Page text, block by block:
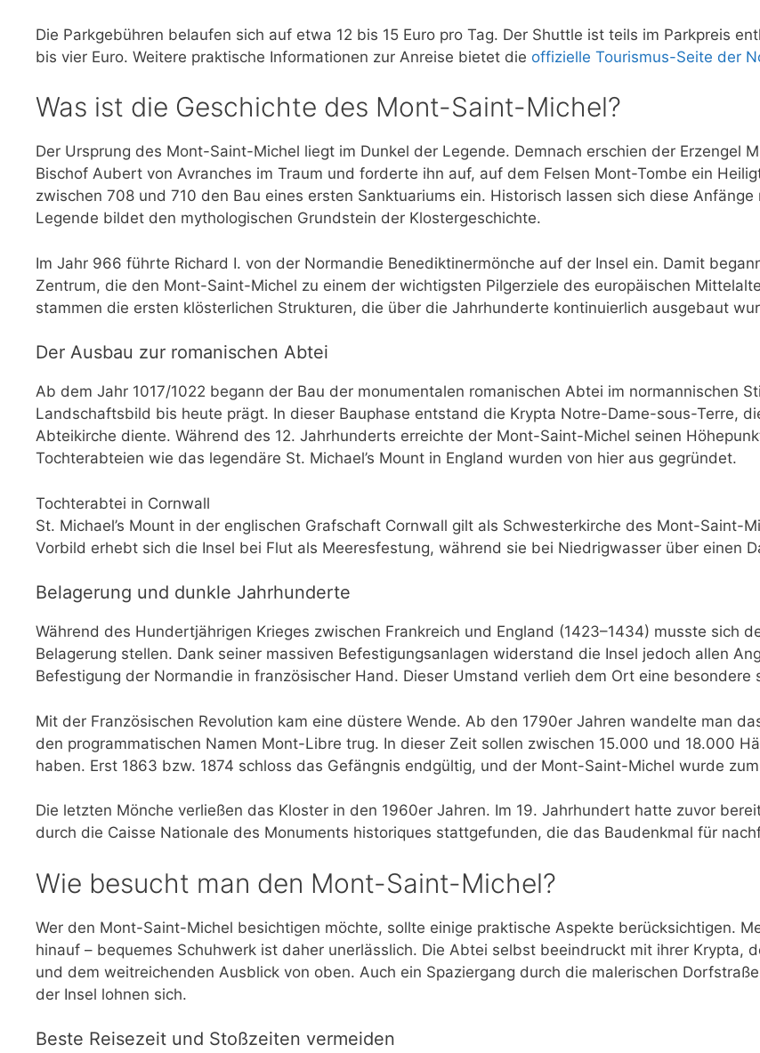
Die Parkgebühren belaufen sich auf etwa 12 bis 15 Euro pro Tag. Der Shuttle ist teils im Parkpreis
bis vier Euro. Weitere praktische Informationen zur Anreise bietet die offizielle Tourismus-Seite der
Was ist die Geschichte des Mont-Saint-Michel?
Der Ursprung des Mont-Saint-Michel liegt im Dunkel der Legende. Demnach erschien der Erzengel
Bischof Aubert von Avranches im Traum und forderte ihn auf, auf dem Felsen Mont-Tombe ein
zwischen 708 und 710 den Bau eines ersten Sanktuariums ein. Historisch lassen sich diese
Legende bildet den mythologischen Grundstein der Klostergeschichte.
Im Jahr 966 führte Richard I. von der Normandie Benediktinermönche auf der Insel ein. Damit
Zentrum, die den Mont-Saint-Michel zu einem der wichtigsten Pilgerziele des europäischen
stammen die ersten klösterlichen Strukturen, die über die Jahrhunderte kontinuierlich ausgebaut
Der Ausbau zur romanischen Abtei
Ab dem Jahr 1017/1022 begann der Bau der monumentalen romanischen Abtei im normannischen
Landschaftsbild bis heute prägt. In dieser Bauphase entstand die Krypta Notre-Dame-sous-Terre,
Abteikirche diente. Während des 12. Jahrhunderts erreichte der Mont-Saint-Michel seinen
Tochterabteien wie das legendäre St. Michael’s Mount in England wurden von hier aus gegründet.
Tochterabtei in Cornwall
St. Michael’s Mount in der englischen Grafschaft Cornwall gilt als Schwesterkirche des Mont-Saint-
Vorbild erhebt sich die Insel bei Flut als Meeresfestung, während sie bei Niedrigwasser über einen
Belagerung und dunkle Jahrhunderte
Während des Hundertjährigen Krieges zwischen Frankreich und England (1423–1434) musste sich
Belagerung stellen. Dank seiner massiven Befestigungsanlagen widerstand die Insel jedoch allen
Befestigung der Normandie in französischer Hand. Dieser Umstand verlieh dem Ort eine besondere
Mit der Französischen Revolution kam eine düstere Wende. Ab den 1790er Jahren wandelte man
den programmatischen Namen Mont-Libre trug. In dieser Zeit sollen zwischen 15.000 und 18.000
haben. Erst 1863 bzw. 1874 schloss das Gefängnis endgültig, und der Mont-Saint-Michel wurde
Die letzten Mönche verließen das Kloster in den 1960er Jahren. Im 19. Jahrhundert hatte zuvor
durch die Caisse Nationale des Monuments historiques stattgefunden, die das Baudenkmal für
Wie besucht man den Mont-Saint-Michel?
Wer den Mont-Saint-Michel besichtigen möchte, sollte einige praktische Aspekte berücksichtigen.
hinauf – bequemes Schuhwerk ist daher unerlässlich. Die Abtei selbst beeindruckt mit ihrer Krypta,
und dem weitreichenden Ausblick von oben. Auch ein Spaziergang durch die malerischen
der Insel lohnen sich.
Beste Reisezeit und Stoßzeiten vermeiden